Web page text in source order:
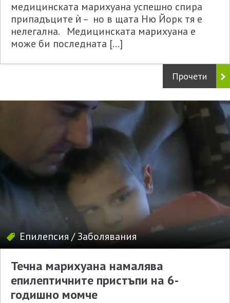
медицинската марихуана успешно спира
припадъците ѝ – но в щата Ню Йорк тя е
нелегална. Медицинската марихуана е
може би последната […]
Прочети
Епилепсия /Заболявания
Течна марихуана намалява
епилептичните пристъпи на 6-
годишно момче